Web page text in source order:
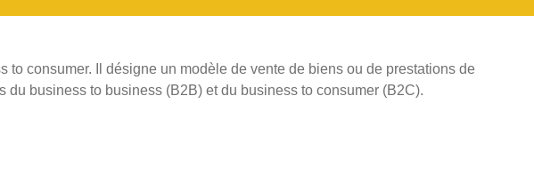
to consumer. Il désigne un modèle de vente de biens ou de prestations de
business to business (B2B) et du business to consumer (B2C).